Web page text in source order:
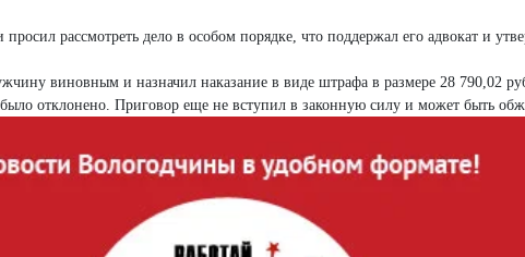
рассмотреть дело в особом порядке, что поддержал его адвокат и
виновным и назначил наказание в виде штрафа в размере 28 790,02
отклонено. Приговор еще не вступил в законную силу и может быть